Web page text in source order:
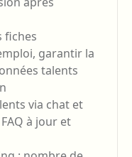
fiches
garantir la
talents
via chat et
à jour et